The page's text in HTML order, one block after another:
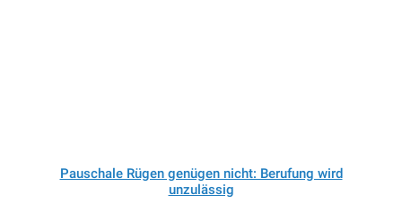
Pauschale Rügen genügen nicht: Berufung wird
unzulässig